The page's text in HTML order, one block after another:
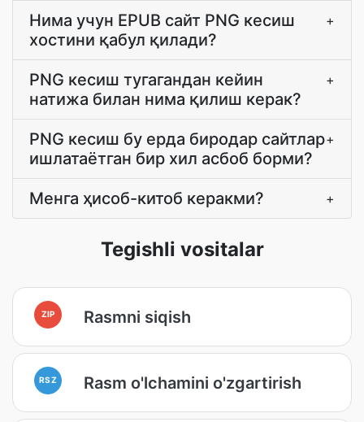
Нима учун EPUB сайт PNG кесиш
хостини қабул қилади?
+
PNG кесиш тугагандан кейин
натижа билан нима қилиш керак?
+
PNG кесиш бу ерда биродар сайтлар
ишлатаётган бир хил асбоб борми?
+
Менга ҳисоб-китоб керакми? +
Tegishli vositalar
ZIP Rasmni siqish
RSZ Rasm o'lchamini o'zgartirish